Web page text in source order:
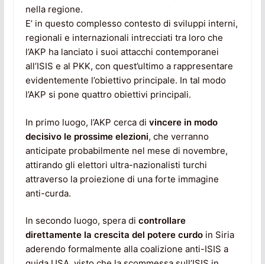
nella regione.
E’ in questo complesso contesto di sviluppi interni,
regionali e internazionali intrecciati tra loro che
l’AKP ha lanciato i suoi attacchi contemporanei
all’ISIS e al PKK, con quest’ultimo a rappresentare
evidentemente l’obiettivo principale. In tal modo
l’AKP si pone quattro obiettivi principali.
In primo luogo, l’AKP cerca di vincere in modo
decisivo le prossime elezioni, che verranno
anticipate probabilmente nel mese di novembre,
attirando gli elettori ultra-nazionalisti turchi
attraverso la proiezione di una forte immagine
anti-curda.
In secondo luogo, spera di controllare
direttamente la crescita del potere curdoin Siria
aderendo formalmente alla coalizione anti-ISIS a